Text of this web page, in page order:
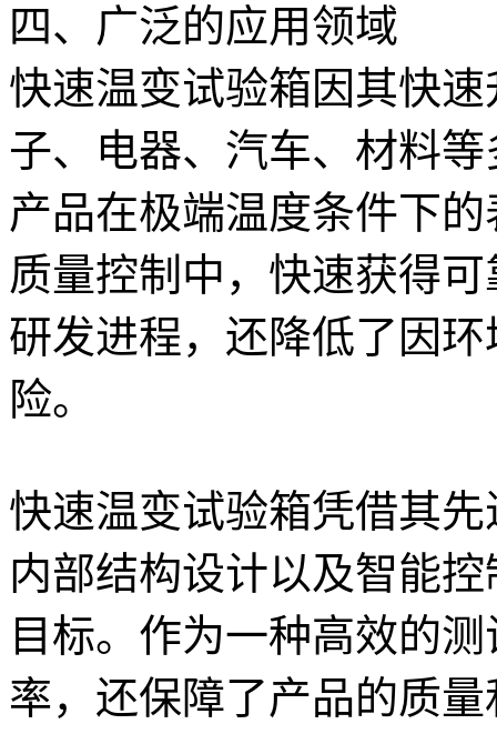
四、广泛的应用领域
快速温变试验箱因其快
子、电器、汽车、材料
产品在极端温度条件下
质量控制中，快速获得
研发进程，还降低了因
险。
快速温变试验箱凭借其
内部结构设计以及智能
目标。作为一种高效的
率，还保障了产品的质